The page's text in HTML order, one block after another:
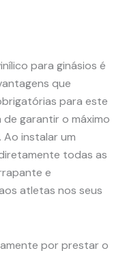
para ginásios é
que
para este
garantir o máximo
instalar um
todas as
e
atletas nos seus
por prestar o